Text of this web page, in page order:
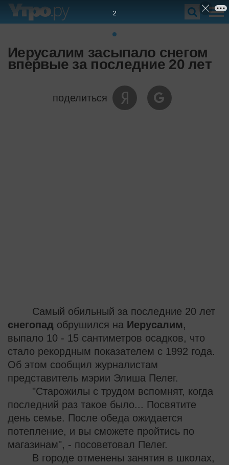
Иерусалим засыпало снегом
впервые за последние 20 лет
поделиться
Cамый обильный за последние 20 лет
снегопад обрушился на Иерусалим,
выпало 10 - 15 сантиметров осадков, что
стало рекордным показателем с 1992 года.
Об этом сообщил журналистам
представитель мэрии Элиша Пелег.
"Старожилы с трудом вспомнят, когда
последний раз такое было... Посвятите
день семье. После обеда ожидается
потепление, и вы сможете пройтись по
магазинам", - посоветовал Пелег.
В городе отменены занятия в школах,
1